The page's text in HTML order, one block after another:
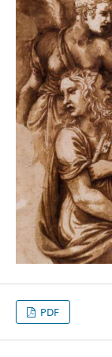
PDF